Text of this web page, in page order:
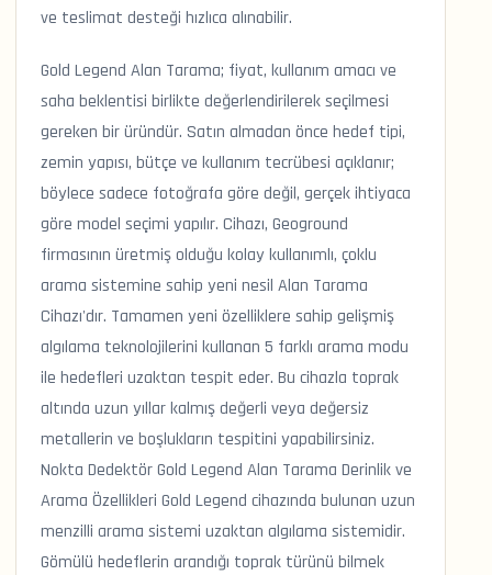
ve teslimat desteği hızlıca alınabilir.
Gold Legend Alan Tarama; fiyat, kullanım amacı ve
saha beklentisi birlikte değerlendirilerek seçilmesi
gereken bir üründür. Satın almadan önce hedef tipi,
zemin yapısı, bütçe ve kullanım tecrübesi açıklanır;
böylece sadece fotoğrafa göre değil, gerçek ihtiyaca
göre model seçimi yapılır. Cihazı, Geoground
firmasının üretmiş olduğu kolay kullanımlı, çoklu
arama sistemine sahip yeni nesil Alan Tarama
Cihazı'dır. Tamamen yeni özelliklere sahip gelişmiş
algılama teknolojilerini kullanan 5 farklı arama modu
ile hedefleri uzaktan tespit eder. Bu cihazla toprak
altında uzun yıllar kalmış değerli veya değersiz
metallerin ve boşlukların tespitini yapabilirsiniz.
Nokta Dedektör Gold Legend Alan Tarama Derinlik ve
Arama Özellikleri Gold Legend cihazında bulunan uzun
menzilli arama sistemi uzaktan algılama sistemidir.
Gömülü hedeflerin arandığı toprak türünü bilmek